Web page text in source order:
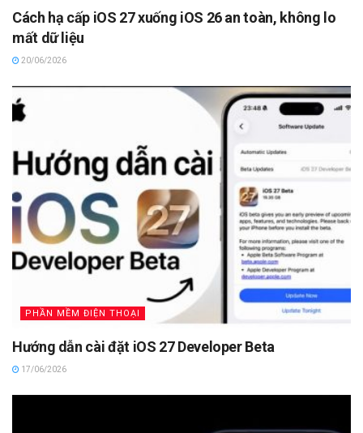
Cách hạ cấp iOS 27 xuống iOS 26 an toàn, không lo
mất dữ liệu
20/06/2026
PHẦN MỀM ĐIỆN THOẠI
Hướng dẫn cài đặt iOS 27 Developer Beta
17/06/2026